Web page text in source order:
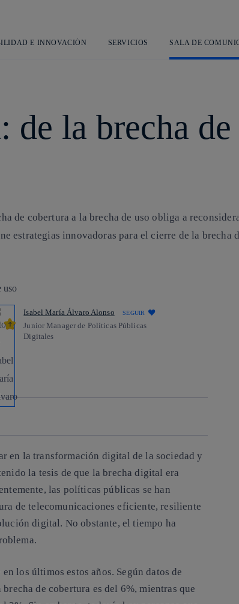
principal
E INNOVACIÓN SERVICIOS SALA DE
la brecha
de cobertura a la brecha de uso obliga a
estrategias innovadoras para el cierre de la
Isabel María Álvaro Alonso SEGUIR
Junior Manager de Políticas Públicas
Digitales
en la transformación digital de la sociedad y
la tesis de que la brecha digital era
las políticas públicas se han
de telecomunicaciones eficiente, resiliente
digital. No obstante, el tiempo ha
los últimos estos años. Según datos de
de cobertura es del 6%, mientras que